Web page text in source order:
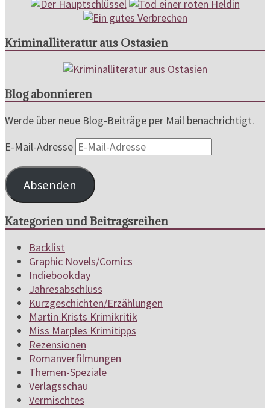
Kriminalliteratur aus Ostasien
Blog abonnieren
Werde über neue Blog-Beiträge per Mail benachrichtigt.
E-Mail-Adresse
Absenden
Kategorien und Beitragsreihen
Backlist
Graphic Novels/Comics
Indiebookday
Jahresabschluss
Kurzgeschichten/Erzählungen
Martin Krists Krimikritik
Miss Marples Krimitipps
Rezensionen
Romanverfilmungen
Themen-Speziale
Verlagsschau
Vermischtes